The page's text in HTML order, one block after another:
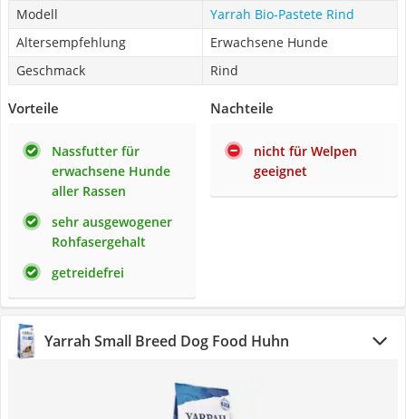
Modell
Yarrah Bio-Pastete Rind
Altersempfehlung
Erwachsene Hunde
Geschmack
Rind
Vorteile
Nassfutter für
erwachsene Hunde
aller Rassen
sehr ausgewogener
Rohfasergehalt
getreidefrei
Nachteile
nicht für Welpen
geeignet
Yarrah Small Breed Dog Food Huhn